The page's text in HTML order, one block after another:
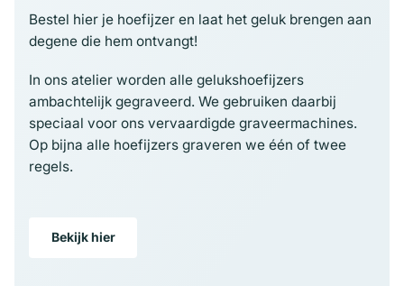
Bestel hier je hoefijzer en laat het geluk brengen aan
degene die hem ontvangt!
In ons atelier worden alle gelukshoefijzers
ambachtelijk gegraveerd. We gebruiken daarbij
speciaal voor ons vervaardigde graveermachines.
Op bijna alle hoefijzers graveren we één of twee
regels.
Bekijk hier